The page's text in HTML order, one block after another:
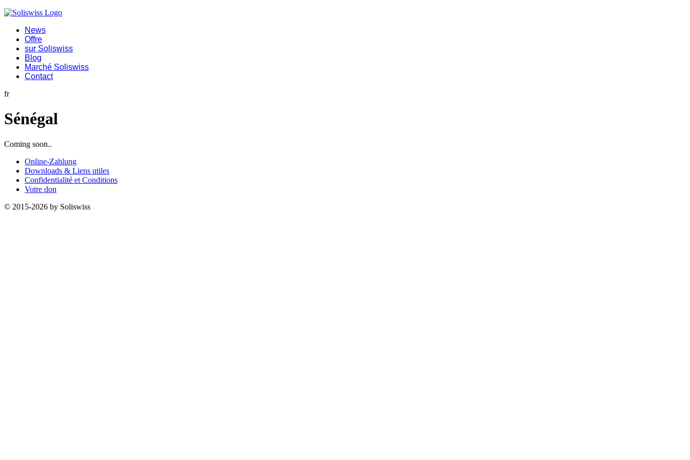
News
Offre
sur Soliswiss
Blog
Marché Soliswiss
Contact
fr
Sénégal
Coming soon..
Online-Zahlung
Downloads & Liens utiles
Confidentialité et Conditions
Votre don
© 2015-2026 by Soliswiss